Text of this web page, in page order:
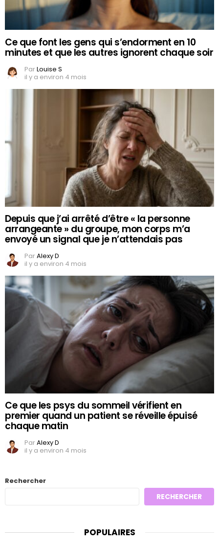
Ce que font les gens qui s’endorment en 10
minutes et que les autres ignorent chaque soir
ParLouise S
il y a environ 4 mois
Depuis que j’ai arrêté d’être « la personne
arrangeante » du groupe, mon corps m’a
envoyé un signal que je n’attendais pas
ParAlexy D
il y a environ 4 mois
Ce que les psys du sommeil vérifient en
premier quand un patient se réveille épuisé
chaque matin
ParAlexy D
il y a environ 4 mois
Rechercher
RECHERCHER
POPULAIRES